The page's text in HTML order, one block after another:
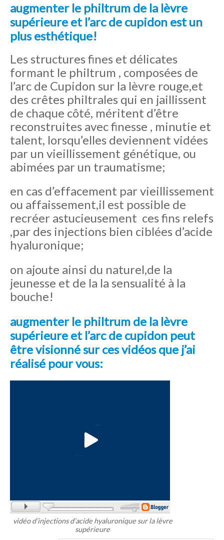
augmenter le philtrum de la lèvre
supérieure et l’arc de cupidon est un
plus esthétique!
Les structures fines et délicates
formant le philtrum , composées de
l’arc de Cupidon sur la lèvre rouge,et
des crêtes philtrales qui en jaillissent
de chaque côté, méritent d’être
reconstruites avec finesse , minutie et
talent, lorsqu’elles deviennent vidées
par un vieillissement génétique, ou
abimées par un traumatisme;
en cas d’effacement par vieillissement
ou affaissement,il est possible de
recréer astucieusement ces fins relefs
,par des injections bien ciblées d’acide
hyaluronique;
on ajoute ainsi du naturel,de la
jeunesse et de la la sensualité à la
bouche!
augmenter le philtrum de la lèvre
supérieure et l’arc de cupidon peut
être visionné sur ces vidéos que j’ai
réalisé pour vous:
vidéo d’injections d’acide hyaluronique sur la lèvre
supérieure